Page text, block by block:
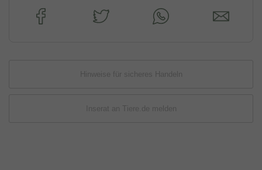
Hinweise für sicheres Handeln
Inserat an Tiere.de melden